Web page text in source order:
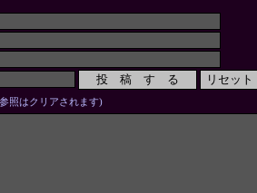
照はクリアされます)